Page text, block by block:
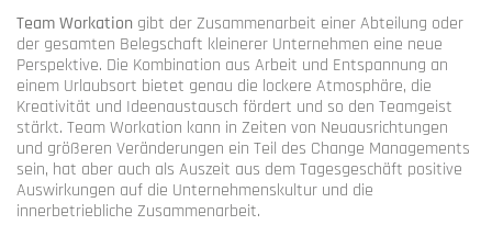
Team Workation gibt der Zusammenarbeit einer Abteilung oder
der gesamten Belegschaft kleinerer Unternehmen eine neue
Perspektive. Die Kombination aus Arbeit und Entspannung an
einem Urlaubsort bietet genau die lockere Atmosphäre, die
Kreativität und Ideenaustausch fördert und so den Teamgeist
stärkt. Team Workation kann in Zeiten von Neuausrichtungen
und größeren Veränderungen ein Teil des Change Managements
sein, hat aber auch als Auszeit aus dem Tagesgeschäft positive
Auswirkungen auf die Unternehmenskultur und die
innerbetriebliche Zusammenarbeit.